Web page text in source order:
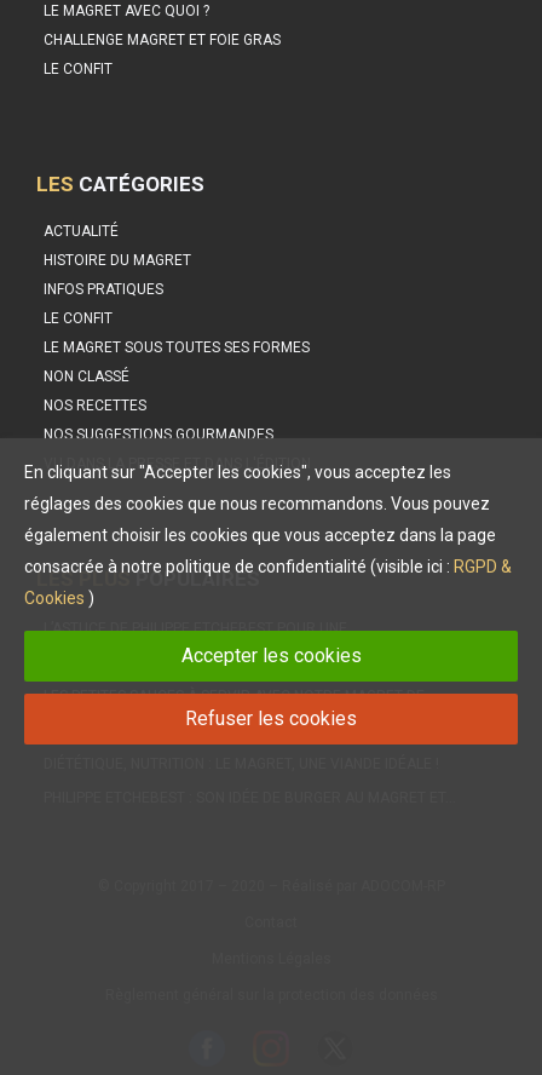
LE MAGRET AVEC QUOI ?
CHALLENGE MAGRET ET FOIE GRAS
LE CONFIT
LES CATÉGORIES
ACTUALITÉ
HISTOIRE DU MAGRET
INFOS PRATIQUES
LE CONFIT
LE MAGRET SOUS TOUTES SES FORMES
NON CLASSÉ
NOS RECETTES
NOS SUGGESTIONS GOURMANDES
VU DANS LA PRESSE ET DANS L'ÉDITION
LES PLUSPOPULAIRES
L’ASTUCE DE PHILIPPE ETCHEBEST POUR UNE…
MAGRET DE CANARD : LE CHEF PHILIPPE ETCHEBEST NOUS…
LES PETITES SAUCES À SERVIR AVEC NOTRE MAGRET DE…
INÉDIT : LE CONFIT POUR LA PREMIÈRE FOIS DANS UNE…
En cliquant sur "Accepter les cookies", vous acceptez les
réglages des cookies que nous recommandons. Vous pouvez
également choisir les cookies que vous acceptez dans la page
consacrée à notre politique de confidentialité (visible ici : RGPD &
Cookies )
Accepter les cookies
Refuser les cookies